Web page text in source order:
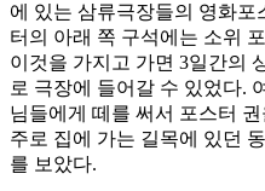
에 있는 삼류극장들의 영화
터의 아래 쪽 구석에는 소위
이것을 가지고 가면 3일간의
로 극장에 들어갈 수 있었다.
님들에게 떼를 써서 포스터
주로 집에 가는 길목에 있던
를 보았다.